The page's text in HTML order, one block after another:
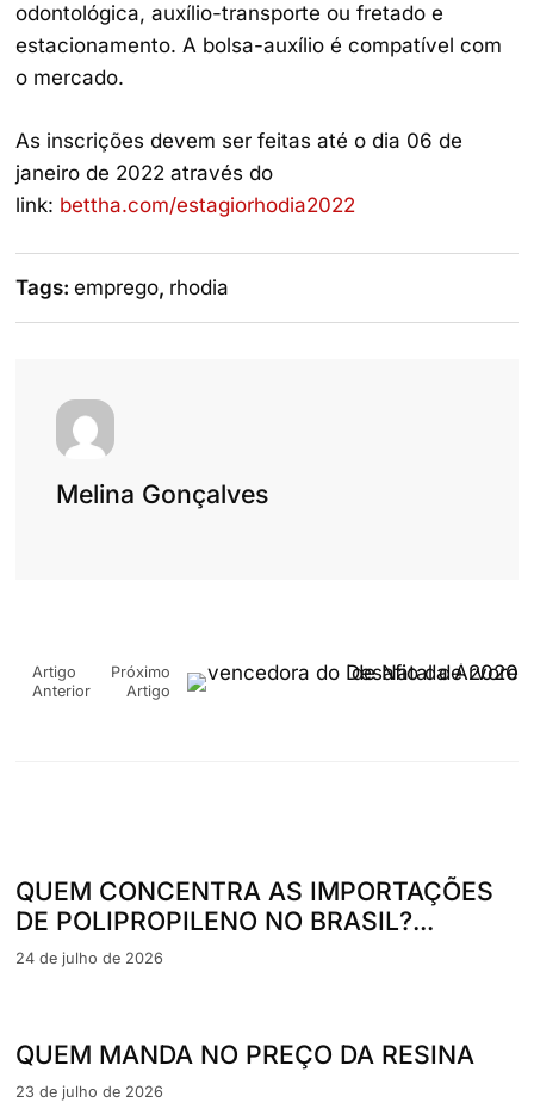
odontológica, auxílio-transporte ou fretado e
estacionamento. A bolsa-auxílio é compatível com
o mercado.
As inscrições devem ser feitas até o dia 06 de
janeiro de 2022 através do
link: bettha.com/estagiorhodia2022
Tags: emprego, rhodia
Melina Gonçalves
Artigo
Anterior
Próximo
Artigo
QUEM CONCENTRA AS IMPORTAÇÕES
DE POLIPROPILENO NO BRASIL?...
24 de julho de 2026
QUEM MANDA NO PREÇO DA RESINA
23 de julho de 2026